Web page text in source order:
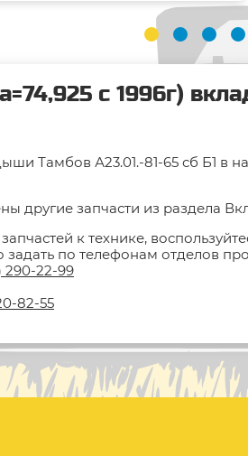
с 1996г)
Тамбов А23.01.-81-65 сб Б1
другие запчасти из раздела
к технике,
по телефонам отделов
290-22-99
82-55